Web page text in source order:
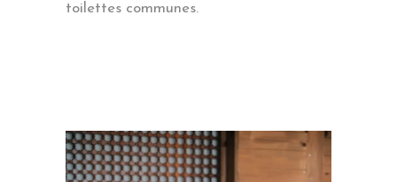
toilettes communes.